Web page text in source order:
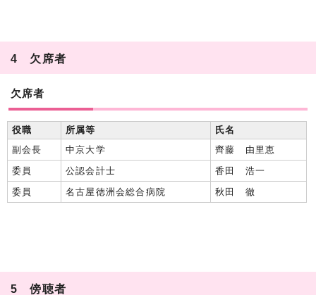
4 欠席者
欠席者
役職 所属等
氏名
副会長
中京大学
齊藤 由里恵
委員
公認会計士
香田 浩一
委員
名古屋徳洲会総合病院 秋田 徹
5 傍聴者